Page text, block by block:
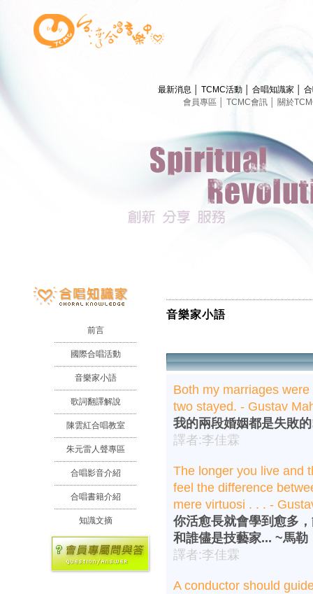
最新消息 TCMC活動 合唱知識家
會員專區
TCMC會訊 關於
前言
國際合唱活動
音樂家小語
歌詞翻譯解說
陳雲紅合唱教室
朱元雷人聲專區
合唱影音介紹
合唱書籍介紹
知識文摘
音樂家小語
Both my marriages
two stayed. - Gustav
我的兩段婚姻都是失敗
譯者:李佳霖
The longer you live and
feel the difference
mere virtuosi . . . -
你活愈長就會學到愈多
和誰儘是技藝家... ~馬勒
譯者:李佳霖
A conductor should